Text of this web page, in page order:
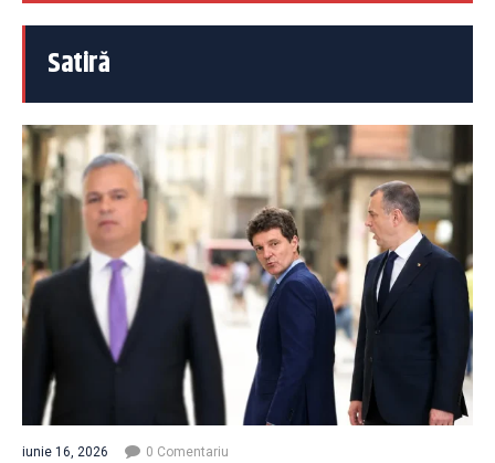
Satiră
iunie 16, 2026 0 Comentariu